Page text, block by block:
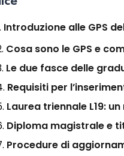
Introduzione alle GPS
Cosa sono le GPS e
Le due fasce delle
Requisiti per
Laurea triennale L19:
Diploma magistrale e
Procedure di